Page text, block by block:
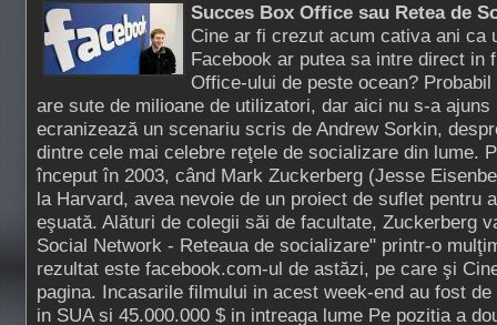
Succes Box Office sau Retea de
Cine ar fi crezut acum cativa ani ca
Facebook ar putea sa intre direct in
Office-ului de peste ocean?
are sute de milioane de utilizatori, dar aici nu s-a
ecranizează un scenariu scris de Andrew Sorkin,
dintre cele mai celebre reţele de socializare din lume.
început în 2003, când Mark Zuckerberg (Jesse
la Harvard, avea nevoie de un proiect de suflet pentru
eşuată. Alături de colegii săi de facultate, Zuckerberg
Social Network - Reteaua de socializare" printr-o
rezultat este facebook.com-ul de astăzi, pe care şi
pagina. Incasarile filmului in acest week-end au fost
in SUA si 45.000.000 $ in intreaga lume Pe pozitia a